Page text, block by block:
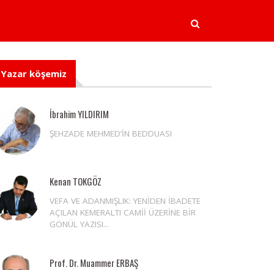
Yazar köşemiz
İbrahim YILDIRIM
ŞEHZADE MEHMED’İN BEDDUASI
Kenan TOKGÖZ
VEFA VE ADANMIŞLIK: YENİDEN İBADETE
AÇILAN KEMERALTI CAMİİ ÜZERİNE BİR
GÖNÜL YAZISI...
Prof. Dr. Muammer ERBAŞ